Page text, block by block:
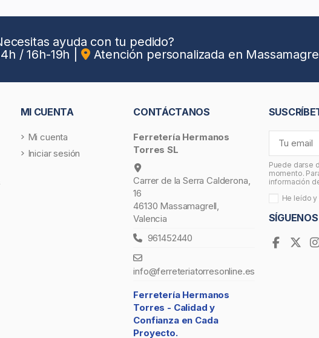
ayuda con tu pedido?
/ 16h-19h Atención personalizada en
MI CUENTA
Mi cuenta
Iniciar sesión
CONTÁCTANOS
Ferretería Hermanos
Torres SL
Carrer de la Serra Calderona,
16
46130 Massamagrell,
Valencia
961452440
info@ferreteriatorresonline.es
Ferretería Hermanos
Torres - Calidad y
Confianza en Cada
Proyecto.
Puede darse
momento.
información
He leído